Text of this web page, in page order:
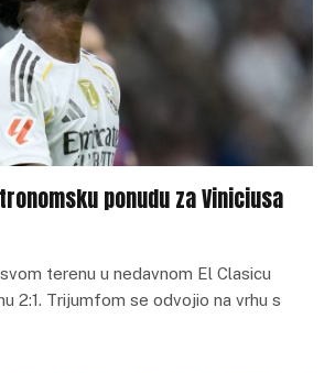
ponudu za Viniciusa
terenu u nedavnom El Clasicu
2:1. Trijumfom se odvojio na vrhu s